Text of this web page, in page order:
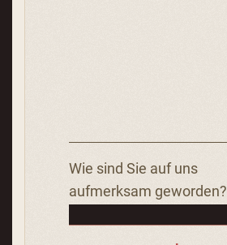
Wie sind Sie auf uns
aufmerksam geworden?